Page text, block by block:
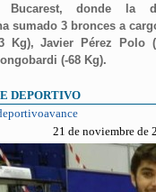
donde la
sumado 3 bronces a
Kg), Javier Pérez Polo
(-68 Kg).
DEPORTIVO
21 de noviembre de